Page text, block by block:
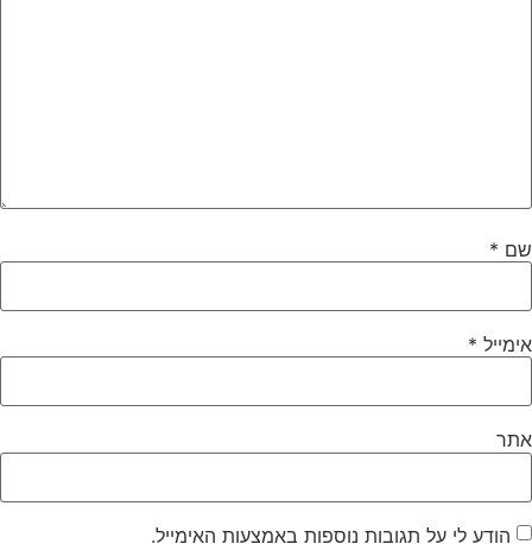
שם *
אימייל *
אתר
הודע לי על תגובות נוספות באמצעות האימייל.